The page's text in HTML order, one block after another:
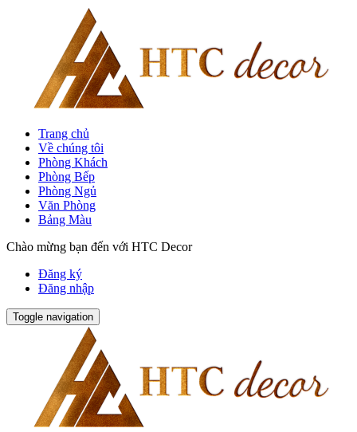
Trang chủ
Về chúng tôi
Phòng Khách
Phòng Bếp
Phòng Ngủ
Văn Phòng
Bảng Màu
Chào mừng bạn đến với HTC Decor
Đăng ký
Đăng nhập
Toggle navigation